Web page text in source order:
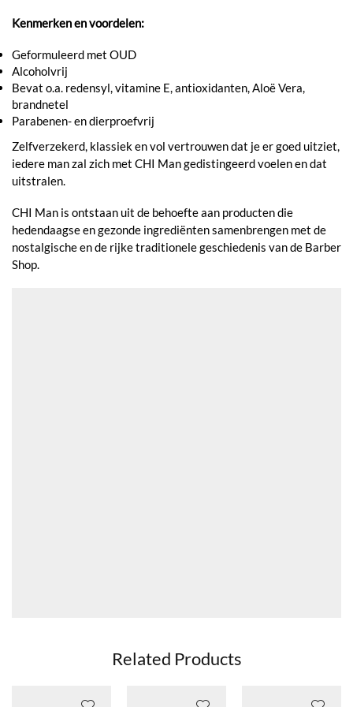
Kenmerken en voordelen:
Geformuleerd met OUD
Alcoholvrij
Bevat o.a. redensyl, vitamine E, antioxidanten, Aloë Vera,
brandnetel
Parabenen- en dierproefvrij
Zelfverzekerd, klassiek en vol vertrouwen dat je er goed uitziet,
iedere man zal zich met CHI Man gedistingeerd voelen en dat
uitstralen.
CHI Man is ontstaan uit de behoefte aan producten die
hedendaagse en gezonde ingrediënten samenbrengen met de
nostalgische en de rijke traditionele geschiedenis van de Barber
Shop.
Related Products